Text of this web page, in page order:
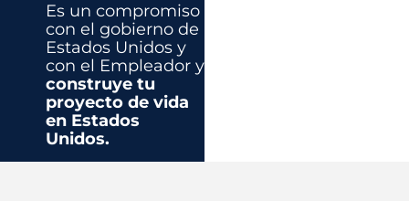
Es un compromiso
con el gobierno de
Estados Unidos y
con el Empleador y
construye tu
proyecto de vida
en Estados
Unidos.